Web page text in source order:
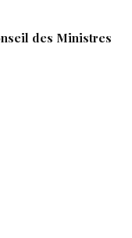
des Ministres